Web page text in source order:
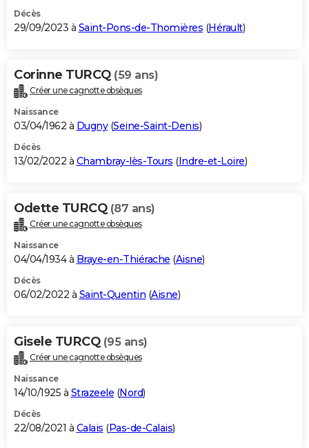
Décès
29/09/2023 à Saint-Pons-de-Thomières (Hérault)
Corinne TURCQ (59 ans)
Créer une cagnotte obsèques
Naissance
03/04/1962 à Dugny(Seine-Saint-Denis)
Décès
13/02/2022 à Chambray-lès-Tours (Indre-et-Loire)
Odette TURCQ (87 ans)
Créer une cagnotte obsèques
Naissance
04/04/1934 à Braye-en-Thiérache (Aisne)
Décès
06/02/2022 à Saint-Quentin (Aisne)
Gisele TURCQ (95 ans)
Créer une cagnotte obsèques
Naissance
14/10/1925 à Strazeele (Nord)
Décès
22/08/2021 à Calais (Pas-de-Calais)